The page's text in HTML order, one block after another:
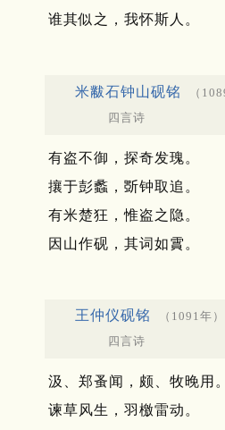
谁其似之，我怀斯人。
米黻石钟山砚铭 （
四言诗
有盗不御，探奇发瑰。
攘于彭蠡，斲钟取追。
有米楚狂，惟盗之隐。
因山作砚，其词如霣。
王仲仪砚铭 （1091年）
四言诗
汲、郑蚤闻，颇、牧晚用。
谏草风生，羽檄雷动。